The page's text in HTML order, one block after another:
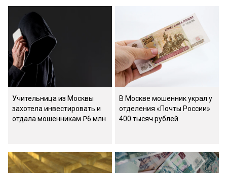
Учительница из Москвы
захотела инвестировать и
отдала мошенникам ₽6 млн
В Москве мошенник украл у
отделения «Почты России»
400 тысяч рублей